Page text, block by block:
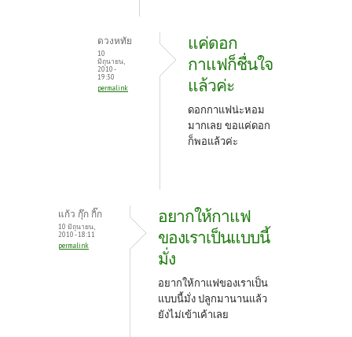
ดวงหทัย
10
มิถุนายน,
2010 -
19:30
permalink
แค่ดอก
กาแฟก็ชื่นใจ
แล้วค่ะ
ดอกกาแฟน่ะหอม
มากเลย ขอแค่ดอก
ก็พอแล้วค่ะ
แก้ว กุ๊ก กิ๊ก
10 มิถุนายน,
2010 - 18:11
permalink
อยากให้กาแฟ
ของเราเป็นแบบนี้
มั่ง
อยากให้กาแฟของเราเป็น
แบบนี้มั่ง ปลูกมานานแล้ว
ยังไม่เข้าเค้าเลย